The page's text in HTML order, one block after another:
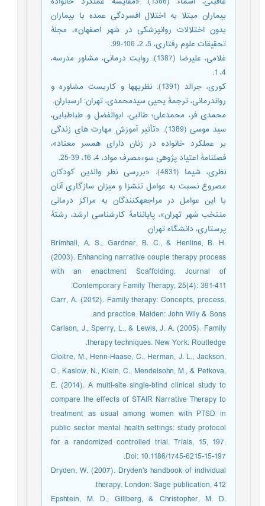
بیماران مبتلا به اختلال افسردگی عمده با بیماران
بدون اختلالات روانپزشکی در شهر اصفهان»، مجلۀ
تحقیقات علوم رفتاری، 5، 2، 106-99.
غلامی، علیرضا (1387). روایت درمانی، مشاور مدرسه،
4، 1.
کوری، جرالد (1391). نظریهها و کاربست مشاوره و
رواندرمانی، ترجمۀ یحیی سیدمحمدی، تهران: ارسباران.
محمدی فر، محمدعلی؛ طالبی، ابوالفضل و طباطبایی،
سید موسی (1389). «تأثیر آموزش مهارت های زندگی
بر عملکرد خانواده در زنان دارای همسر معتاد»،
فصلنامۀ اعتیاد پژوهی سوءمصرف مواد، 4، 16، 39-25.
نظری، شیما (4831). «بررسی نظر والدین کودکان
مصروع نسبت به عوامل تنشزا و میزان سازگاری آنان
با این عوامل در مراجعهکنندگان به مراکز درمانی
منتخب شهر تهران»، پایاننامۀ کارشناسی ارشد، رشتۀ
پرستاری، دانشگاه تهران.
Brimhall, A. S., Gardner, B. C., & Henline, B. H.
(2003). Enhancing narrative couple therapy process
with an enactment Scaffolding. Journal of
Contemporary Family Therapy, 25(4): 391-411.
Carr, A. (2012). Family therapy: Concepts, process,
and practice. Malden: John Wily & Sons.
Carlson, J., Sperry, L., & Lewis, J. A. (2005). Family
therapy techniques. New York: Routledge.
Cloitre, M., Henn-Haase, C., Herman, J. L., Jackson,
C., Kaslow, N., Klein, C., Mendelsohn, M., & Petkova,
E. (2014). A multi-site single-blind clinical study to
compare the effects of STAIR Narrative Therapy to
treatment as usual among women with PTSD in
public sector mental health settings: study protocol
for a randomized controlled trial. Trials, 15, 197.
Doi: 10.1186/1745-6215-15-197.
Dryden, W. (2007). Dryden's handbook of individual
therapy. London: Sage publication, 412.
Epshtein, M. D., Gillberg, & Christopher, M. D.